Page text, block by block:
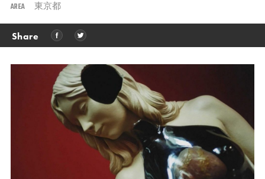
AREA 東京都
Share